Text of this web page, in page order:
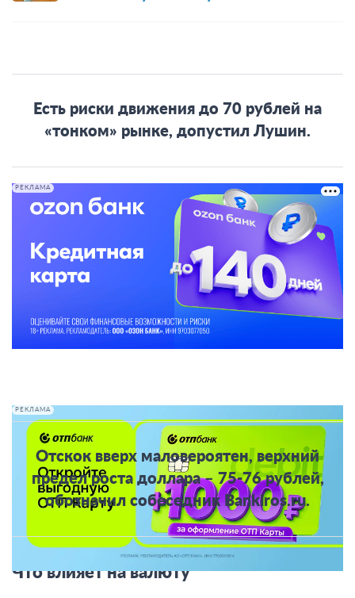
Есть риски движения до 70 рублей на
«тонком» рынке, допустил Лушин.
РЕКЛАМА
РЕКЛАМА
Отскок вверх маловероятен, верхний
предел роста доллара – 75-76 рублей,
обозначил собеседник Bankiros.ru.
Что влияет на валюту